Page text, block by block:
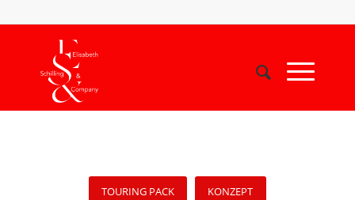
TOURING PACK KONZEPT